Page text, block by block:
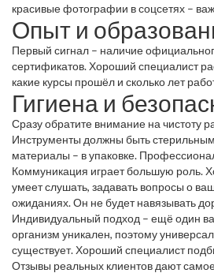
красивые фотографии в соцсетях –
отношение к клиенту. В этой статье
внимание, чтобы выбрать
косметолога.
Опыт и
Первый сигнал – наличие
сертификатов. Хороший специалист
какие курсы прошёл и сколько лет
бойтесь спросить о специализации:
лучше справляются с
лечением акне. Опыт подтверждается
тогда вы видите, что он умеет делать
Гигиена и
Сразу обратите внимание на чистоту
Инструменты должны быть
материалы – в упаковке.
расскажет, какие антисептики
оборудование. Если вы замечаете
перчатки и чистые полотенца – это
этих деталей – повод насторожиться.
Коммуникация играет большую роль.
умеет слушать, задавать вопросы о
ожиданиях. Он не будет навязывать
если они вам не нужны. Вместо этого
методы действительно помогут
план действий.
Индивидуальный подход – ещё один
организм уникален, поэтому
существует. Хороший специалист
техники с учётом вашего типа кожи,
Отзывы реальных клиентов дают